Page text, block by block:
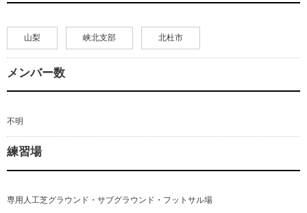
山梨 峡北支部 北杜市
メンバー数
不明
練習場
専用人工芝グラウンド・サブグラウンド・フットサル場